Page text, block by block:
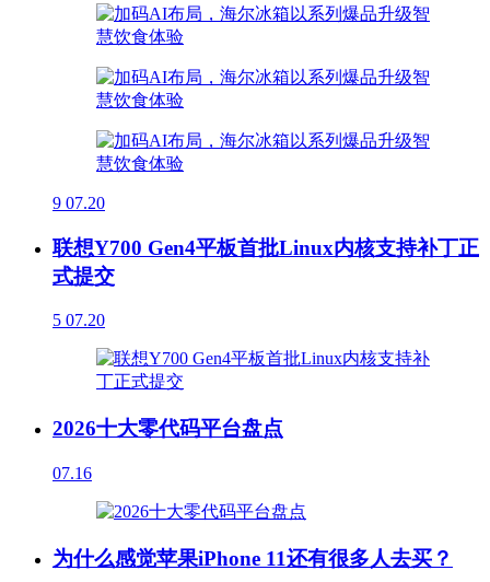
9 07.20
联想Y700 Gen4平板首批Linux内核支持补丁正
式提交
5 07.20
2026十大零代码平台盘点
07.16
为什么感觉苹果iPhone 11还有很多人去买？